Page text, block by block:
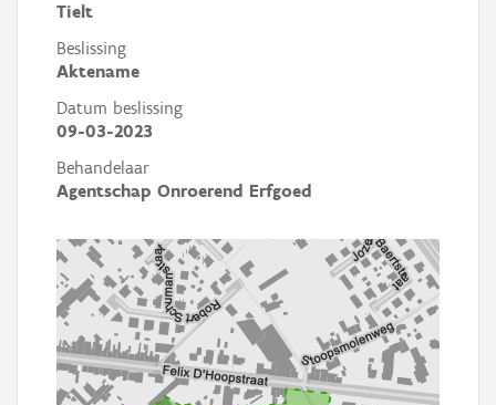
Tielt
Beslissing
Aktename
Datum beslissing
09-03-2023
Behandelaar
Agentschap Onroerend Erfgoed